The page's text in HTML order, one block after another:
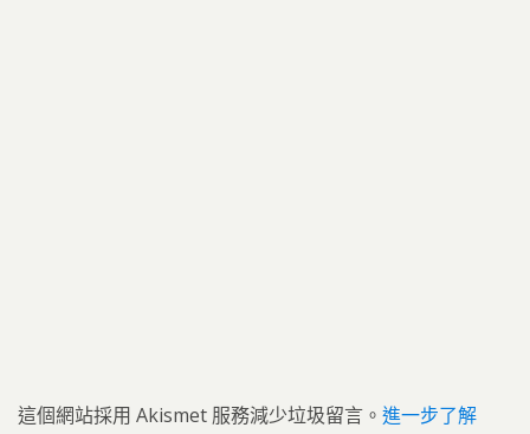
這個網站採用 Akismet 服務減少垃圾留言。 進一步了解